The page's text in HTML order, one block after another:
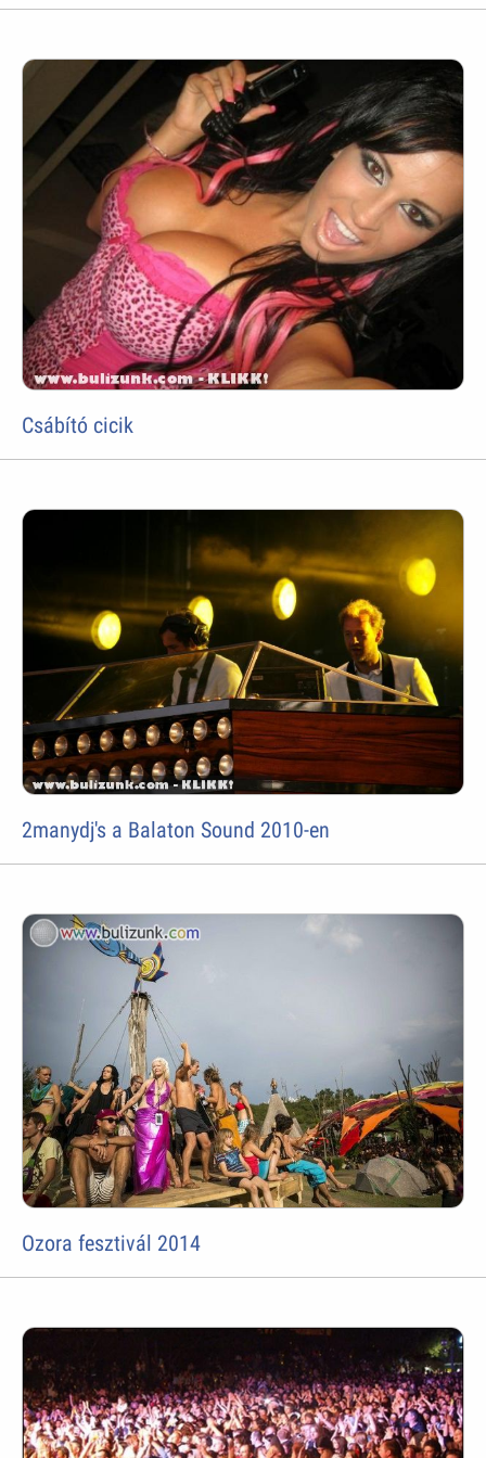
Csábító cicik
2manydj's a Balaton Sound 2010-en
Ozora fesztivál 2014